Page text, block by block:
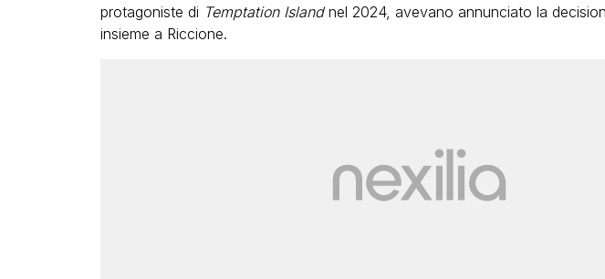
protagoniste di Temptation Islandnel 2024, avevano annunciato la
insieme a Riccione.